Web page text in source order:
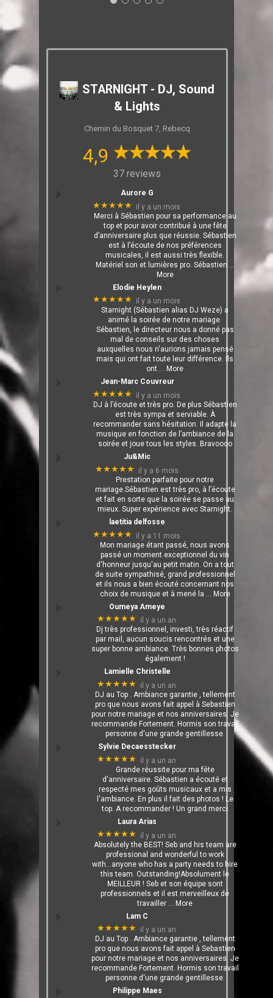
STARNIGHT - DJ, Sound
& Lights
Chemin du Bosquet 7, Rebecq
4,9
37 reviews
Aurore G
★★★★★
il y a un mois
Merci à Sébastien pour sa performance au
top et pour avoir contribué à une fête
d’anniversaire plus que réussie. Sébastien
est à l’écoute de nos préférences
musicales, il est aussi très flexible.
Matériel son et lumières pro. Sébastien
More
Elodie Heylen
★★★★★
il y a un mois
Starnight (Sébastien alias DJ Weze) a
animé la soirée de notre mariage.
Sébastien, le directeur nous a donné pas
mal de conseils sur des choses
auxquelles nous n'aurions jamais pensé
mais qui ont fait toute leur différence. Ils
ont … More
Jean-Marc Couvreur
★★★★★
il y a un mois
DJ à l’écoute et très pro. De plus Sébastien
est très sympa et serviable. À
recommander sans hésitation. Il adapte la
musique en fonction de l’ambiance de la
soirée et joue tous les styles. Bravoooo
Ju&Mic
★★★★★
il y a 6 mois
Prestation parfaite pour notre
mariage.Sébastien est très pro, à l’écoute
et fait en sorte que la soirée se passe au
mieux. Super expérience avec Starnight.
laetitia delfosse
★★★★★
il y a 11 mois
Mon mariage étant passé, nous avons
passé un moment exceptionnel du vin
d'honneur jusqu'au petit matin. On a tout
de suite sympathisé, grand professionnel
et ils nous a bien écouté concernant nos
choix de musique et à mené la
… More
Oumeya Ameye
★★★★★
il y a un an
Dj très professionnel, investi, très réactif
par mail, aucun soucis rencontrés et une
super bonne ambiance. Très bonnes photos
également !
Lamielle Christelle
★★★★★
il y a un an
DJ au Top . Ambiance garantie , tellement
pro que nous avons fait appel à Sebastien
pour notre mariage et nos anniversaires. Je
recommande Fortement. Hormis son travail
personne d'une grande gentillesse.
Sylvie Decaesstecker
★★★★★
il y a un an
Grande réussite pour ma fête
d'anniversaire. Sébastien a écouté et
respecté mes goûts musicaux et a mis
l'ambiance. En plus il fait des photos ! Le
top. A recommander ! Un grand merci
Laura Arias
★★★★★
il y a un an
Absolutely the BEST! Seb and his team are
professional and wonderful to work
with...anyone who has a party needs to hire
this team. Outstanding!Absolument le
MEILLEUR ! Seb et son équipe sont
professionnels et il est merveilleux de
travailler
… More
Lam C
★★★★★
il y a un an
DJ au Top . Ambiance garantie , tellement
pro que nous avons fait appel à Sebastien
pour notre mariage et nos anniversaires. Je
recommande Fortement. Hormis son travail
personne d'une grande gentillesse.
Philippe Maes